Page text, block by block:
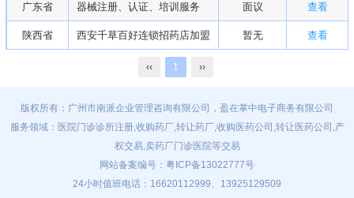
广东省 器械注册、认证、培训服务 面议 查看
陕西省 西安千草百好连锁招药店加盟 暂无 查看
‹‹ 1 ››
版权所有：广州市南派企业管理咨询有限公司，盈在掌中电子商务有限公司
服务领域：医院门诊诊所注册,收购药厂,转让药厂,收购医药公司,转让医药公司,产
权交易,卖药厂门诊医院等交易
网站备案编号： 粤ICP备13022777号
24小时值班电话：16620112999、13925129509